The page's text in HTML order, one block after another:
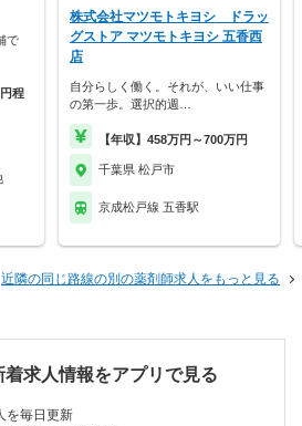
で
程
株式会社マツモトキヨシ ドラッ
グストア マツモトキヨシ 五香西
店
自分らしく働く。それが、いい仕事
の第一歩。選択的週…
【年収】458万円～700万円
千葉県 松戸市
京成松戸線 五香駅
近隣の同じ路線の別の薬剤師求人をもっと見る
着求人情報をアプリで見る
を毎日更新